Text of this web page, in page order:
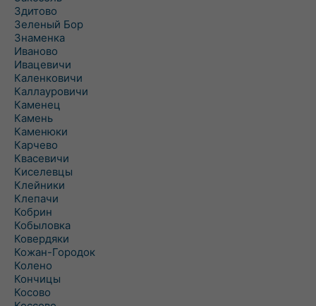
Здитово
Зеленый Бор
Знаменка
Иваново
Ивацевичи
Каленковичи
Каллауровичи
Каменец
Камень
Каменюки
Карчево
Квасевичи
Киселевцы
Клейники
Клепачи
Кобрин
Кобыловка
Ковердяки
Кожан-Городок
Колено
Кончицы
Косово